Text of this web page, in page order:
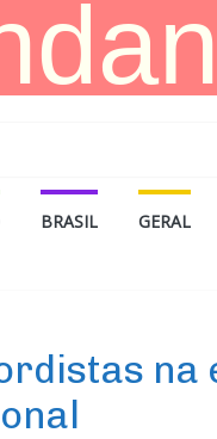
BRASIL GERAL
na